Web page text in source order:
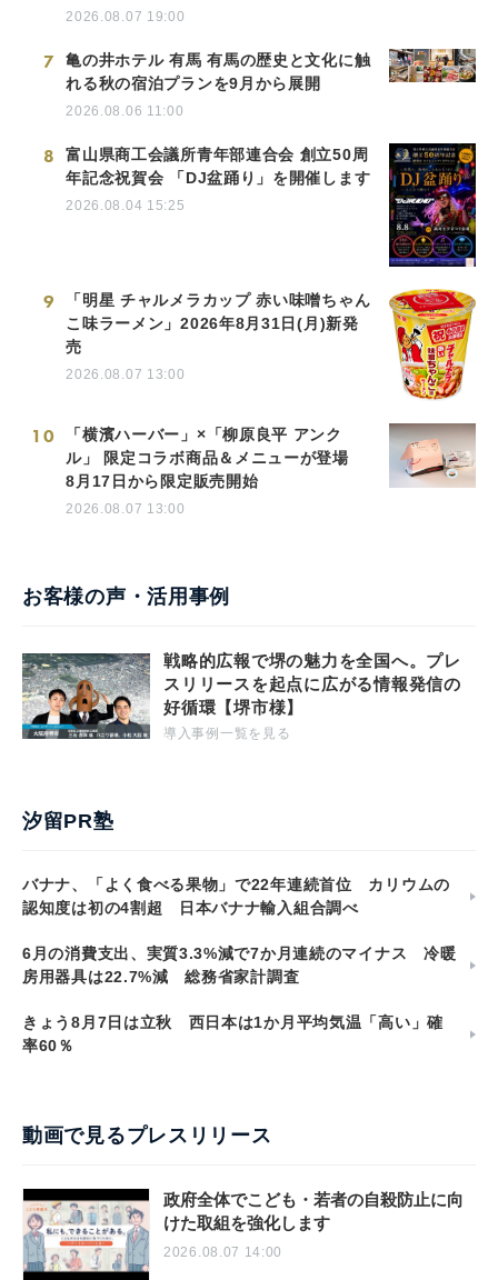
2026.08.07 19:00
7
亀の井ホテル 有馬 有馬の歴史と文化に触
れる秋の宿泊プランを9月から展開
2026.08.06 11:00
8
富山県商工会議所青年部連合会 創立50周
年記念祝賀会 「DJ盆踊り」を開催します
2026.08.04 15:25
9
「明星 チャルメラカップ 赤い味噌ちゃん
こ味ラーメン」2026年8月31日(月)新発
売
2026.08.07 13:00
10
「横濱ハーバー」×「柳原良平 アンク
ル」 限定コラボ商品＆メニューが登場
8月17日から限定販売開始
2026.08.07 13:00
お客様の声・活用事例
戦略的広報で堺の魅力を全国へ。プレ
スリリースを起点に広がる情報発信の
好循環【堺市様】
導入事例一覧を見る
汐留PR塾
バナナ、「よく食べる果物」で22年連続首位 カリウムの
認知度は初の4割超 日本バナナ輸入組合調べ
6月の消費支出、実質3.3%減で7か月連続のマイナス 冷暖
房用器具は22.7%減 総務省家計調査
きょう8月7日は立秋 西日本は1か月平均気温「高い」確
率60％
動画で見るプレスリリース
政府全体でこども・若者の自殺防止に向
けた取組を強化します
2026.08.07 14:00